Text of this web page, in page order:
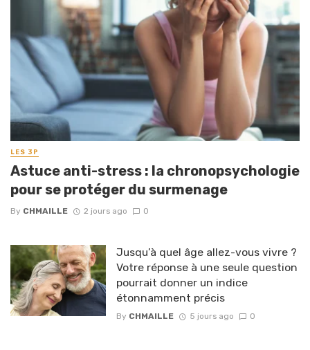
LES 3P
Astuce anti-stress : la chronopsychologie
pour se protéger du surmenage
By CHMAILLE 2 jours ago 0
Jusqu’à quel âge allez-vous vivre ?
Votre réponse à une seule question
pourrait donner un indice
étonnamment précis
By CHMAILLE 5 jours ago 0